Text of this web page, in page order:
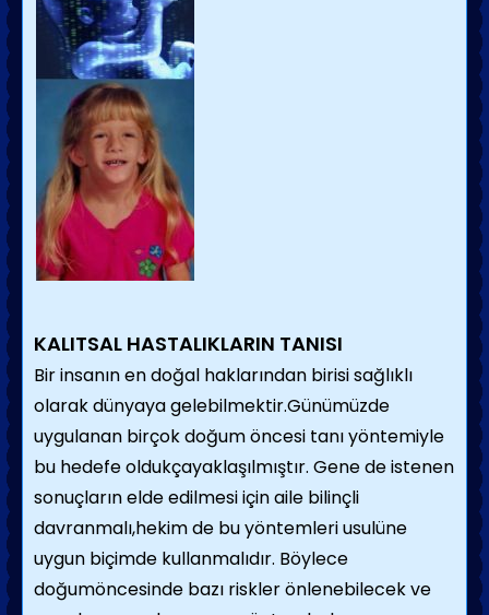
KALITSAL HASTALIKLARIN TANISI
Bir insanın en doğal haklarından birisi sağlıklı
olarak dünyaya gelebilmektir.Günümüzde
uygulanan birçok doğum öncesi tanı yöntemiyle
bu hedefe oldukçayaklaşılmıştır. Gene de istenen
sonuçların elde edilmesi için aile bilinçli
davranmalı,hekim de bu yöntemleri usulüne
uygun biçimde kullanmalıdır. Böylece
doğumöncesinde bazı riskler önlenebilecek ve